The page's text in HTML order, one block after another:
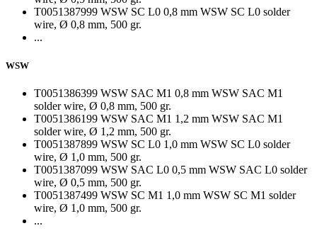
T0051387999 WSW SC L0 0,8 mm WSW SC L0 solder
wire, Ø 0,8 mm, 500 gr.
...
WSW
T0051386399 WSW SAC M1 0,8 mm WSW SAC M1
solder wire, Ø 0,8 mm, 500 gr.
T0051386199 WSW SAC M1 1,2 mm WSW SAC M1
solder wire, Ø 1,2 mm, 500 gr.
T0051387899 WSW SC L0 1,0 mm WSW SC L0 solder
wire, Ø 1,0 mm, 500 gr.
T0051387099 WSW SAC L0 0,5 mm WSW SAC L0 solder
wire, Ø 0,5 mm, 500 gr.
T0051387499 WSW SC M1 1,0 mm WSW SC M1 solder
wire, Ø 1,0 mm, 500 gr.
...